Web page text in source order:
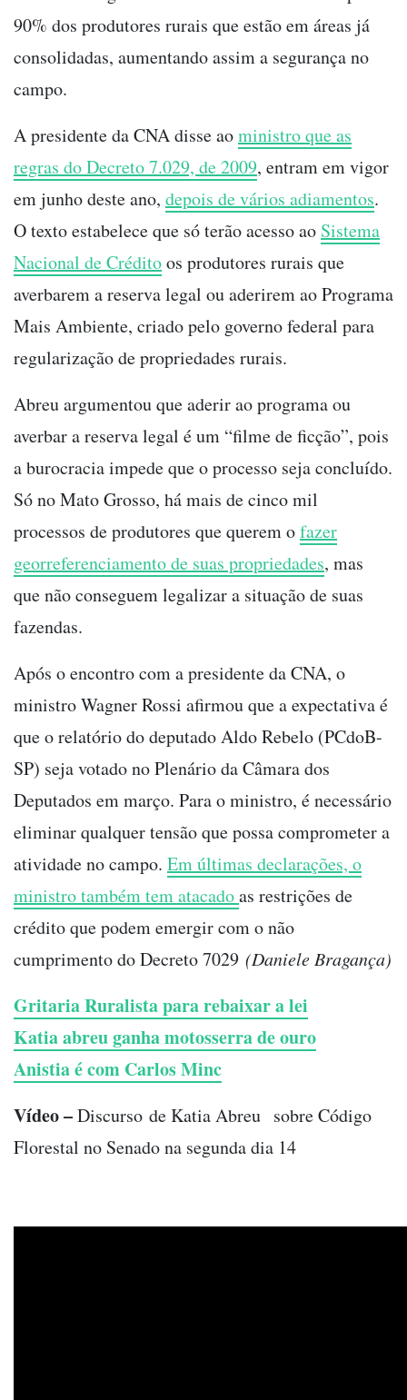
90% dos produtores rurais que estão em áreas já
consolidadas, aumentando assim a segurança no
campo.
A presidente da CNA disse aoministro que as
regras do Decreto 7.029, de 2009, entram em vigor
em junho deste ano, depois de vários adiamentos.
O texto estabelece que só terão acesso ao Sistema
Nacional de Créditoos produtores rurais que
averbarem a reserva legal ou aderirem ao Programa
Mais Ambiente, criado pelo governo federal para
regularização de propriedades rurais.
Abreu argumentou que aderir ao programa ou
averbar a reserva legal é um “filme de ficção”, pois
a burocracia impede que o processo seja concluído.
Só no Mato Grosso, há mais de cinco mil
processos de produtores que querem ofazer
georreferenciamento de suas propriedades, mas
que não conseguem legalizar a situação de suas
fazendas.
Após o encontro com a presidente da CNA, o
ministro Wagner Rossi afirmou que a expectativa é
que o relatório do deputado Aldo Rebelo (PCdoB-
SP) seja votado no Plenário da Câmara dos
Deputados em março. Para o ministro, é necessário
eliminar qualquer tensão que possa comprometer a
atividade no campo. Em últimas declarações, o
ministro também tem atacadoas restrições de
crédito que podem emergir com o não
cumprimento do Decreto 7029 (Daniele Bragança)
Gritaria Ruralista para rebaixar a lei
Katia abreu ganha motosserra de ouro
Anistia é com Carlos Minc
Vídeo –Discurso de Katia Abreu sobre Código
Florestal no Senado na segunda dia 14